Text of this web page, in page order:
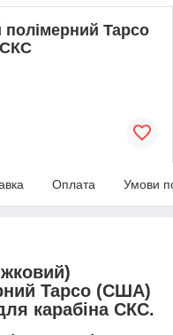
полімерний Tapco
Оплата Умови
Tapco (США)
карабіна СКС.